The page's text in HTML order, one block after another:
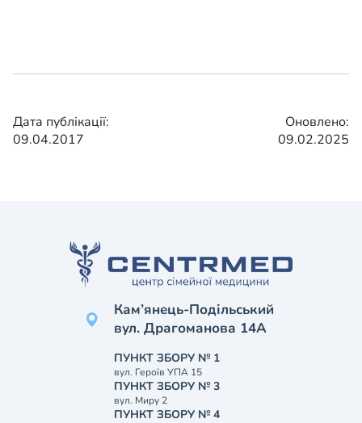
Дата публікації:
09.04.2017
Оновлено:
09.02.2025
Кам’янець-Подільський
вул. Драгоманова 14А
ПУНКТ ЗБОРУ № 1
вул. Героїв УПА 15
ПУНКТ ЗБОРУ № 3
вул. Миру 2
ПУНКТ ЗБОРУ № 4